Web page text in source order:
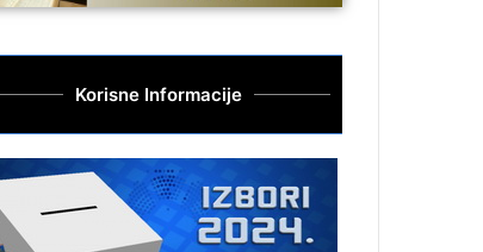
Korisne Informacije